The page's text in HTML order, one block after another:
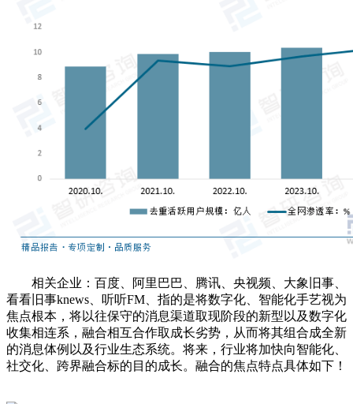
相关企业：百度、阿里巴巴、腾讯、央视频、大象旧事、
看看旧事knews、听听FM、指的是将数字化、智能化手艺视为
焦点根本，将以往保守的消息渠道取现阶段的新型以及数字化
收集相连系，融合相互合作取成长劣势，从而将其组合成全新
的消息体例以及行业生态系统。将来，行业将加快向智能化、
社交化、跨界融合标的目的成长。融合的焦点特点具体如下！